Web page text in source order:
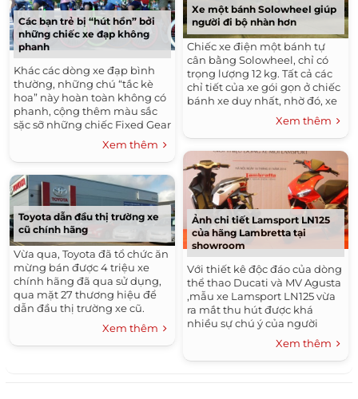
Các bạn trẻ bị “hút hồn” bởi
những chiếc xe đạp không
phanh
Khác các dòng xe đạp bình
thường, những chú “tắc kè
hoa” này hoàn toàn không có
phanh, cộng thêm màu sắc
sặc sỡ những chiếc Fixed Gear
đang làm mưa, làm gió trong
cộng đồng thanh thiếu niên
Việt. Dạo...
Xem thêm
Toyota dẫn đầu thị trường xe
cũ chính hãng
Vừa qua, Toyota đã tổ chức ăn
mừng bán được 4 triệu xe
chính hãng đã qua sử dụng,
qua mặt 27 thương hiệu để
dẫn đầu thị trường xe cũ.
Xem thêm
Xe một bánh Solowheel giúp
người đi bộ nhàn hơn
Chiếc xe điện một bánh tự
cân bằng Solowheel, chỉ có
trọng lượng 12 kg. Tất cả các
chỉ tiết của xe gói gọn ở chiếc
bánh xe duy nhất, nhờ đó, xe
giúp người sử dụng dễ dàng
di chuyển không chỉ...
Xem thêm
Ảnh chi tiết Lamsport LN125
của hãng Lambretta tại
showroom
Với thiết kê độc đáo của dòng
thể thao Ducati và MV Agusta
,mẫu xe Lamsport LN125 vừa
ra mắt thu hút được khá
nhiều sự chú ý của người
dùng trong nước. Cùng xem
qua hình ảnh chi tiết của
mẫu xe Lamsport...
Xem thêm